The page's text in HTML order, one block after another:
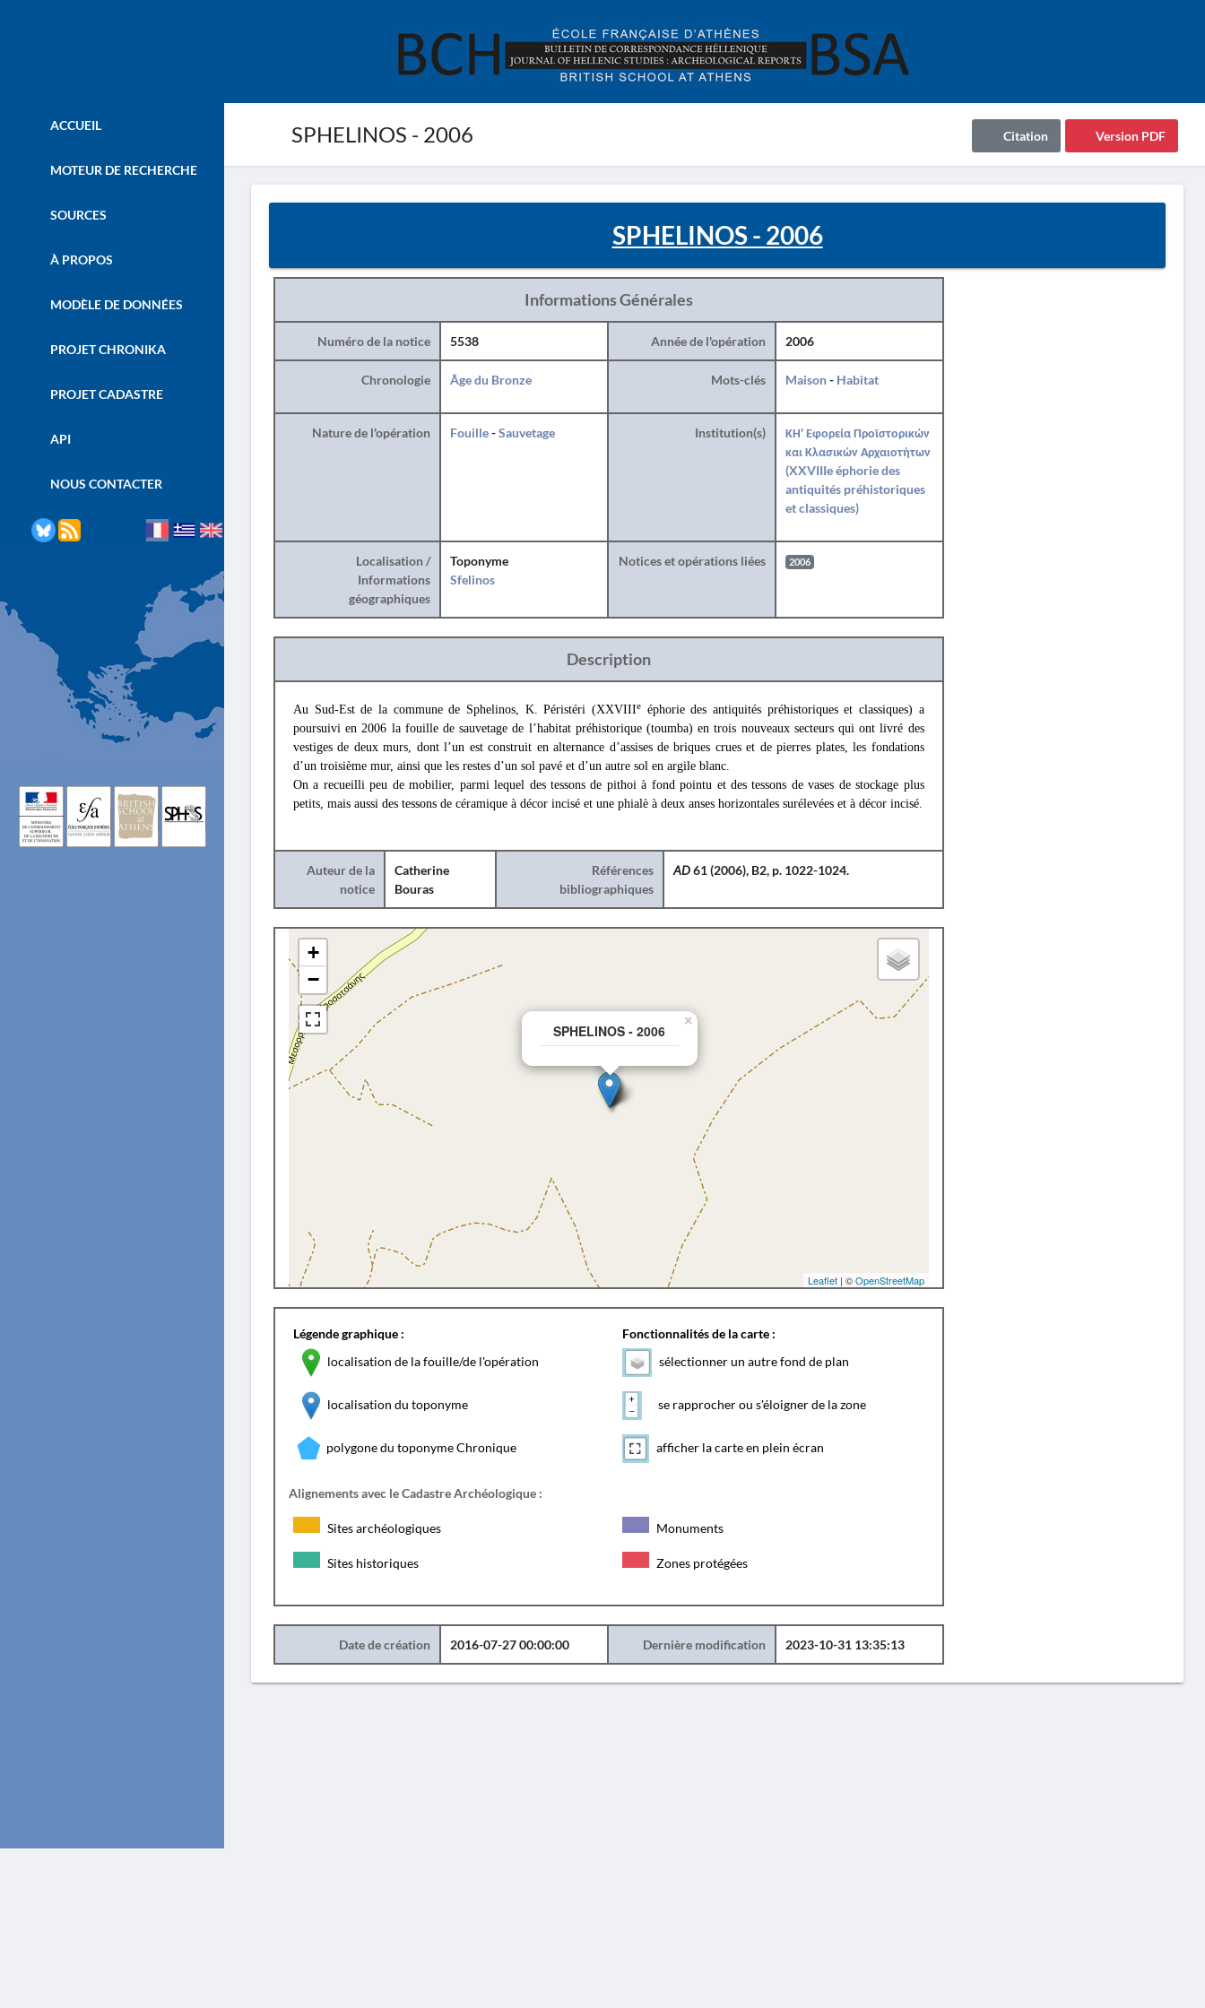
SPHELINOS - 2006 Version PDF
Citation
ACCUEIL
MOTEUR DE RECHERCHE
SOURCES
À PROPOS
MODÈLE DE DONNÉES
PROJET CHRONIKA
PROJET CADASTRE
API
NOUS CONTACTER
SPHELINOS - 2006
Informations Générales
Numéro de la notice 5538 Année de l'opération 2006
Chronologie Âge du Bronze Mots-clés Maison- Habitat
Nature de l'opération Fouille-Sauvetage Institution(s)
ΚΗ' Εφορεία Προϊστορικών
και Κλασικών Αρχαιοτήτων
(XXVIIIe éphorie des
antiquités préhistoriques
et classiques)
Localisation /
Informations
géographiques
Toponyme
Sfelinos
Notices et opérations liées 2006
Description
Au Sud-Est de la commune de Sphelinos, K. Péristéri (XXVIIIe
éphorie des antiquités préhistoriques et classiques) a
poursuivi en 2006 la fouille de sauvetage de l’habitat préhistorique (toumba) en trois nouveaux secteurs qui ont livré des
vestiges de deux murs, dont l’un est construit en alternance d’assises de briques crues et de pierres plates, les fondations
d’un troisième mur, ainsi que les restes d’un sol pavé et d’un autre sol en argile blanc.
On a recueilli peu de mobilier, parmi lequel des tessons de pithoi à fond pointu et des tessons de vases de stockage plus
petits, mais aussi des tessons de céramique à décor incisé et une phialè à deux anses horizontales surélevées et à décor incisé.
Auteur de la
notice
Catherine
Bouras
Références
bibliographiques
AD61 (2006), B2, p. 1022-1024.
SPHELINOS - 2006
×
+
−
Leaflet| ©OpenStreetMap
Légende graphique :
localisation de la fouille/de l'opération
localisation du toponyme
polygone du toponyme Chronique
Fonctionnalités de la carte :
sélectionner un autre fond de plan
se rapprocher ou s'éloigner de la zone
afficher la carte en plein écran
Alignements avec le Cadastre Archéologique :
Sites archéologiques Monuments
Sites historiques Zones protégées
Date de création 2016-07-27 00:00:00 Dernière modification 2023-10-31 13:35:13